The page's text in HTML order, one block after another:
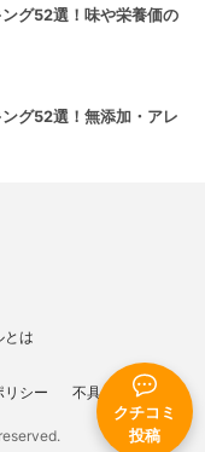
クチコミ
投稿
グ52選！味や栄養価の
グ52選！無添加・アレ
とは
リシー 不具合報告